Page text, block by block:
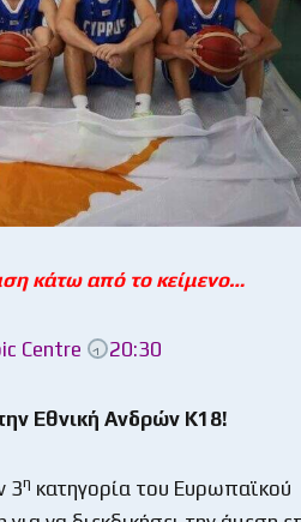
κάτω από το κείμενο…
Centre 20:30
Εθνική Ανδρών Κ18!
3η κατηγορία του Ευρωπαϊκού